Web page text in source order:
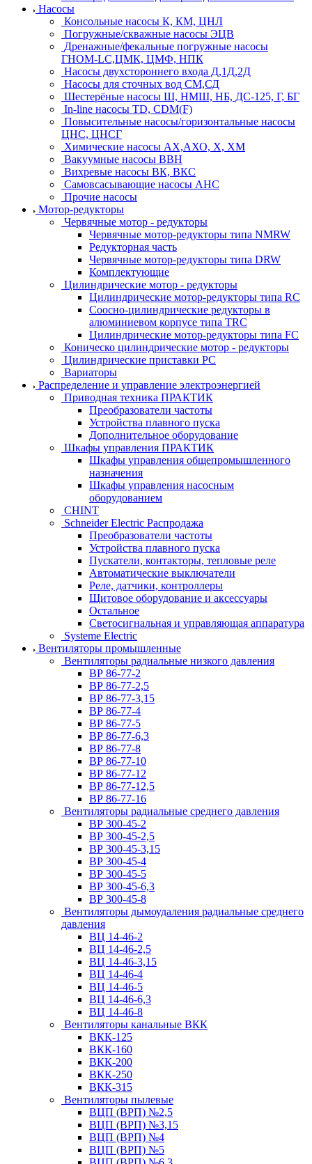
Насосы
Консольные насосы К, КМ, ЦНЛ
Погружные/скважные насосы ЭЦВ
Дренажные/фекальные погружные насосы
ГНОМ-LC,ЦМК, ЦМФ, НПК
Насосы двухстороннего входа Д,1Д,2Д
Насосы для сточных вод СМ,СД
Шестерёные насосы Ш, НМШ, НБ, ДС-125, Г, БГ
In-line насосы TD, CDM(F)
Повысительные насосы/горизонтальные насосы
ЦНС, ЦНСГ
Химические насосы АХ,АХО, Х, ХМ
Вакуумные насосы ВВН
Вихревые насосы ВК, ВКС
Самовсасывающие насосы АНС
Прочие насосы
Мотор-редукторы
Червячные мотор - редукторы
Червячные мотор-редукторы типа NMRW
Редукторная часть
Червячные мотор-редукторы типа DRW
Комплектующие
Цилиндрические мотор - редукторы
Цилиндрические мотор-редукторы типа RC
Соосно-цилиндрические редукторы в
алюминиевом корпусе типа TRC
Цилиндрические мотор-редукторы типа FC
Коническо цилиндрические мотор - редукторы
Цилиндрические приставки PC
Вариаторы
Распределение и управление электроэнергией
Приводная техника ПРАКТИК
Преобразователи частоты
Устройства плавного пуска
Дополнительное оборудование
Шкафы управления ПРАКТИК
Шкафы управления общепромышленного
назначения
Шкафы управления насосным
оборудованием
CHINT
Schneider Electric Распродажа
Преобразователи частоты
Устройства плавного пуска
Пускатели, контакторы, тепловые реле
Автоматические выключатели
Реле, датчики, контроллеры
Щитовое оборудование и аксессуары
Остальное
Светосигнальная и управляющая аппаратура
Systeme Electric
Вентиляторы промышленные
Вентиляторы радиальные низкого давления
ВР 86-77-2
ВР 86-77-2,5
ВР 86-77-3,15
ВР 86-77-4
ВР 86-77-5
ВР 86-77-6,3
ВР 86-77-8
ВР 86-77-10
ВР 86-77-12
ВР 86-77-12,5
ВР 86-77-16
Вентиляторы радиальные среднего давления
ВР 300-45-2
ВР 300-45-2,5
ВР 300-45-3,15
ВР 300-45-4
ВР 300-45-5
ВР 300-45-6,3
ВР 300-45-8
Вентиляторы дымоудаления радиальные среднего
давления
ВЦ 14-46-2
ВЦ 14-46-2,5
ВЦ 14-46-3,15
ВЦ 14-46-4
ВЦ 14-46-5
ВЦ 14-46-6,3
ВЦ 14-46-8
Вентиляторы канальные ВКК
ВКК-125
ВКК-160
ВКК-200
ВКК-250
ВКК-315
Вентиляторы пылевые
ВЦП (ВРП) №2,5
ВЦП (ВРП) №3,15
ВЦП (ВРП) №4
ВЦП (ВРП) №5